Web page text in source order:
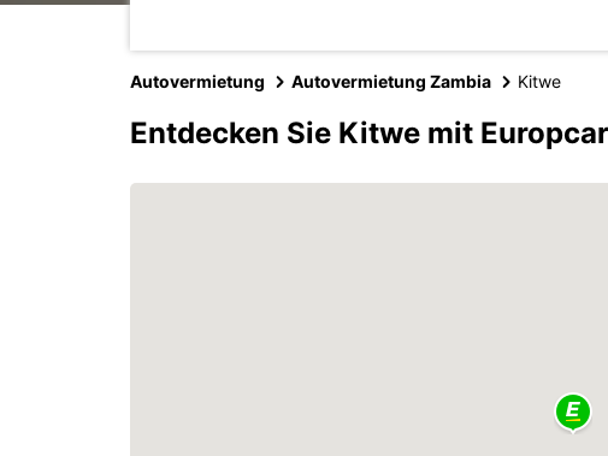
Autovermietung Autovermietung Zambia Kitwe
Entdecken Sie Kitwe mit Europcar